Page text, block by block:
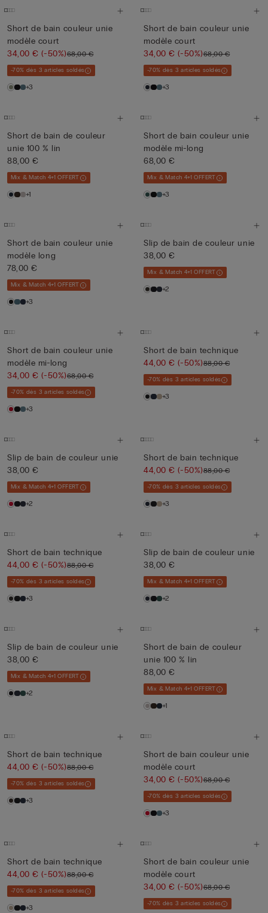
Short de bain couleur unie
modèle court
34,00 €(-50%)68,00 €
-70% dès 3 articles soldés
+3
Short de bain couleur unie
modèle court
34,00 €(-50%)68,00 €
-70% dès 3 articles soldés
+3
Short de bain de couleur
unie 100 % lin
88,00 €
Mix & Match 4+1 OFFERT
+1
Short de bain couleur unie
modèle mi-long
68,00 €
Mix & Match 4+1 OFFERT
+3
Short de bain couleur unie
modèle long
78,00 €
Mix & Match 4+1 OFFERT
+3
Slip de bain de couleur unie
38,00 €
Mix & Match 4+1 OFFERT
+2
Short de bain couleur unie
modèle mi-long
34,00 €(-50%)68,00 €
-70% dès 3 articles soldés
+3
Short de bain technique
44,00 €(-50%)88,00 €
-70% dès 3 articles soldés
+3
Slip de bain de couleur unie
38,00 €
Mix & Match 4+1 OFFERT
+2
Short de bain technique
44,00 €(-50%)88,00 €
-70% dès 3 articles soldés
+3
Short de bain technique
44,00 €(-50%)88,00 €
-70% dès 3 articles soldés
+3
Slip de bain de couleur unie
38,00 €
Mix & Match 4+1 OFFERT
+2
Slip de bain de couleur unie
38,00 €
Mix & Match 4+1 OFFERT
+2
Short de bain de couleur
unie 100 % lin
88,00 €
Mix & Match 4+1 OFFERT
+1
Short de bain technique
44,00 €(-50%)88,00 €
-70% dès 3 articles soldés
+3
Short de bain couleur unie
modèle court
34,00 €(-50%)68,00 €
-70% dès 3 articles soldés
+3
Short de bain technique
44,00 €(-50%)88,00 €
-70% dès 3 articles soldés
+3
Short de bain couleur unie
modèle court
34,00 €(-50%)68,00 €
-70% dès 3 articles soldés